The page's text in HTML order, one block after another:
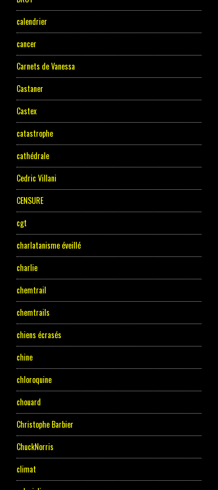
calendrier
cancer
Carnets de Vanessa
Castaner
Castex
catastrophe
cathédrale
Cedric Villani
CENSURE
cgt
charlatanisme éveillé
charlie
chemtrail
chemtrails
chiens écrasés
chine
chloroquine
chouard
Christophe Barbier
ChuckNorris
climat